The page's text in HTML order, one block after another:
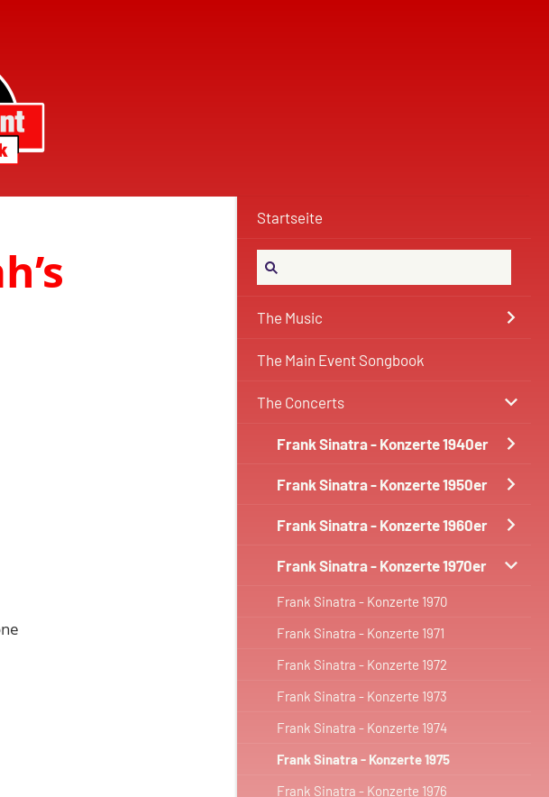
Startseite
The Music
The Main Event Songbook
The Concerts
Frank Sinatra - Konzerte 1940er
Frank Sinatra - Konzerte 1950er
Frank Sinatra - Konzerte 1960er
Frank Sinatra - Konzerte 1970er
Frank Sinatra - Konzerte 1970
Frank Sinatra - Konzerte 1971
Frank Sinatra - Konzerte 1972
Frank Sinatra - Konzerte 1973
Frank Sinatra - Konzerte 1974
Frank Sinatra - Konzerte 1975
Frank Sinatra - Konzerte 1976